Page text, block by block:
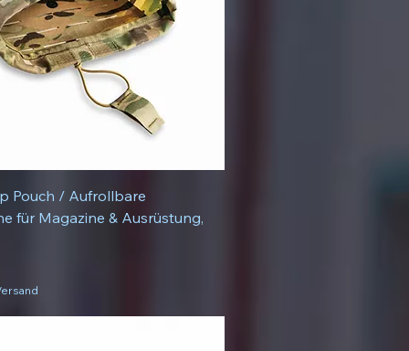
Pouch / Aufrollbare
für Magazine & Ausrüstung,